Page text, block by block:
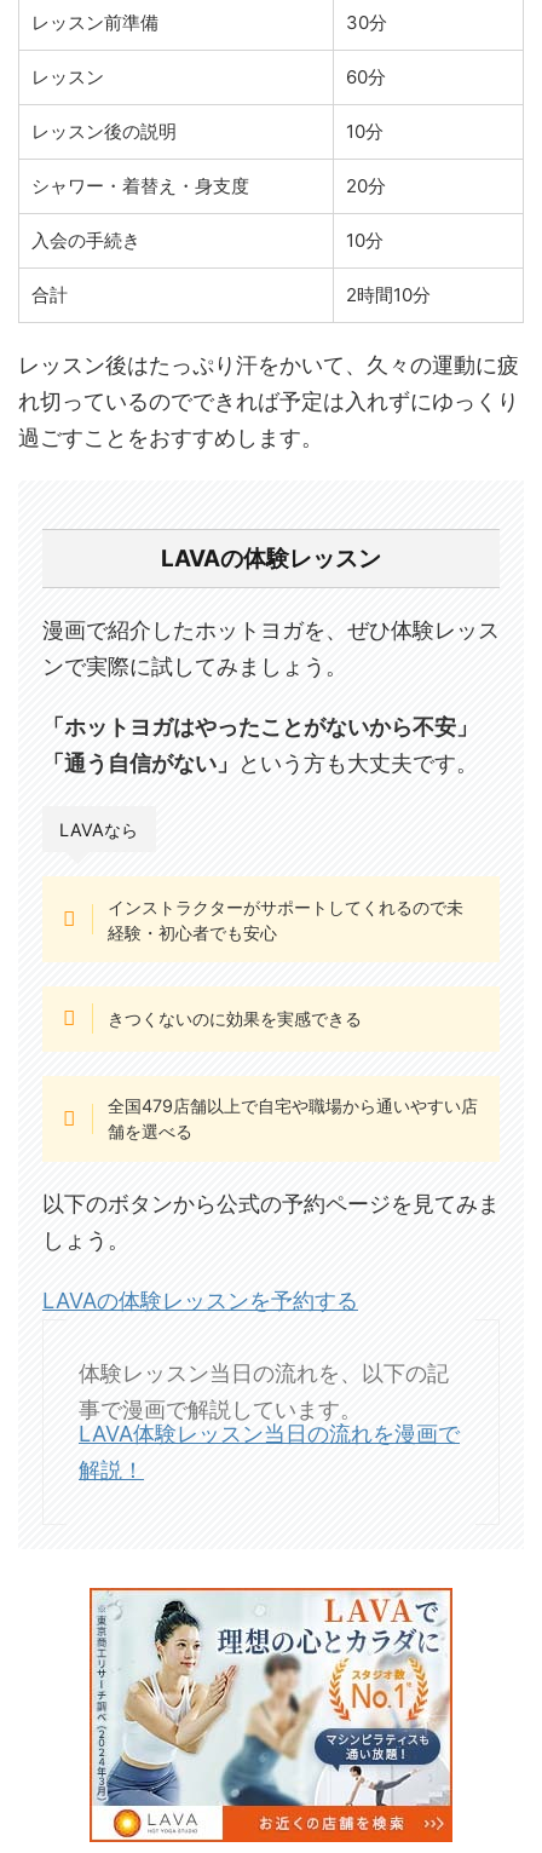
レッスン前準備 30分
レッスン 60分
レッスン後の説明 10分
シャワー・着替え・身支度 20分
入会の手続き 10分
合計 2時間10分
レッスン後はたっぷり汗をかいて、久々の運動に疲
れ切っているのでできれば予定は入れずにゆっくり
過ごすことをおすすめします。
LAVAの体験レッスン
漫画で紹介したホットヨガを、ぜひ体験レッス
ンで実際に試してみましょう。
「ホットヨガはやったことがないから不安」
「通う自信がない」
という方も大丈夫です。
LAVAなら
インストラクターがサポートしてくれるので未
経験・初心者でも安心
きつくないのに効果を実感できる
全国479店舗以上で自宅や職場から通いやすい店
舗を選べる
以下のボタンから公式の予約ページを見てみま
しょう。
LAVAの体験レッスンを予約する
体験レッスン当日の流れを、以下の記
事で漫画で解説しています。
LAVA体験レッスン当日の流れを漫画で
解説！